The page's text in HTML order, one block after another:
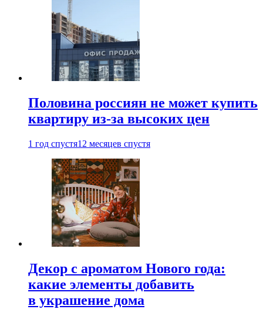
Половина россиян не может купить
квартиру из-за высоких цен
1 год спустя12 месяцев спустя
Декор с ароматом Нового года:
какие элементы добавить
в украшение дома